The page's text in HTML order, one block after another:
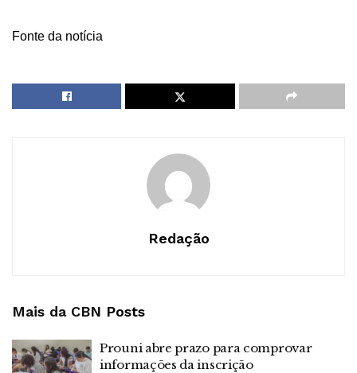
Fonte da notícia
Redação
Mais da CBN Posts
Prouni abre prazo para comprovar
informações da inscrição